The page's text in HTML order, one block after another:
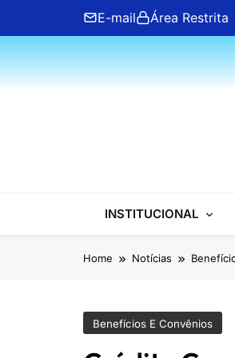
content
E-mail Área Restrita
ANFIP
INSTITUCIONAL
Home Notícias
Benefícios E Convênios